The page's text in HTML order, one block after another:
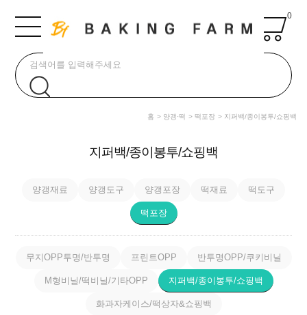
0
홈 양갱·떡 떡포장 지퍼백/종이봉투/쇼핑백
지퍼백/종이봉투/쇼핑백
양갱재료 양갱도구 양갱포장 떡재료 떡도구
떡포장
무지OPP투명/반투명 프린트OPP 반투명OPP/쿠키비닐
M형비닐/떡비닐/기타OPP 지퍼백/종이봉투/쇼핑백
화과자케이스/떡상자&쇼핑백